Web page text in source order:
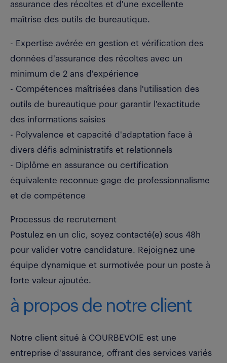
assurance des récoltes et d'une excellente
maîtrise des outils de bureautique.
- Expertise avérée en gestion et vérification des
données d'assurance des récoltes avec un
minimum de 2 ans d'expérience
- Compétences maîtrisées dans l'utilisation des
outils de bureautique pour garantir l'exactitude
des informations saisies
- Polyvalence et capacité d'adaptation face à
divers défis administratifs et relationnels
- Diplôme en assurance ou certification
équivalente reconnue gage de professionnalisme
et de compétence
Processus de recrutement
Postulez en un clic, soyez contacté(e) sous 48h
pour valider votre candidature. Rejoignez une
équipe dynamique et surmotivée pour un poste à
forte valeur ajoutée.
à propos de notre client
Notre client situé à COURBEVOIE est une
entreprise d'assurance, offrant des services variés